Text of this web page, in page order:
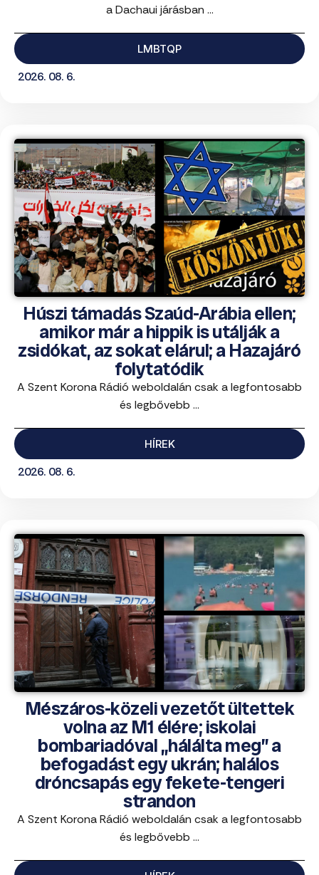
a Dachaui járásban ...
LMBTQP
2026. 08. 6.
Húszi támadás Szaúd-Arábia ellen;
amikor már a hippik is utálják a
zsidókat, az sokat elárul; a Hazajáró
folytatódik
A Szent Korona Rádió weboldalán csak a legfontosabb
és legbővebb ...
HÍREK
2026. 08. 6.
Mészáros-közeli vezetőt ültettek
volna az M1 élére; iskolai
bombariadóval „hálálta meg” a
befogadást egy ukrán; halálos
dróncsapás egy fekete-tengeri
strandon
A Szent Korona Rádió weboldalán csak a legfontosabb
és legbővebb ...